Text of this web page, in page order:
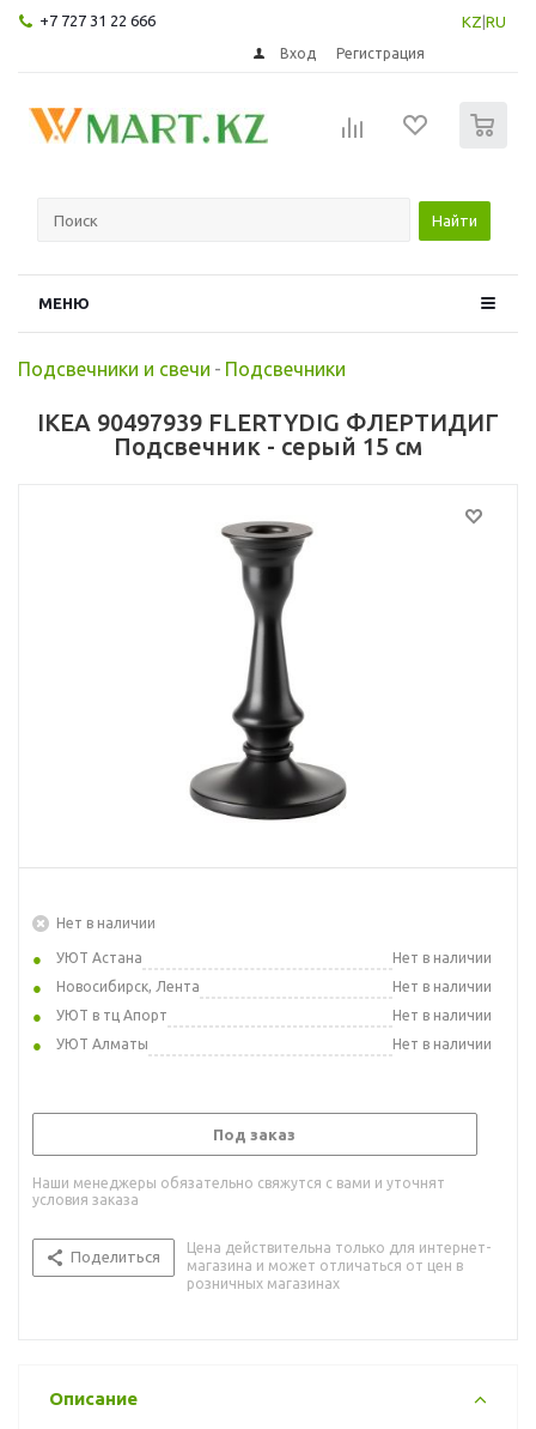
+7 727 31 22 666 KZ RU
Вход Регистрация
Найти
МЕНЮ
Подсвечники и свечи - Подсвечники
IKEA 90497939 FLERTYDIG ФЛЕРТИДИГ
Подсвечник - серый 15 см
Нет в наличии
УЮТ Астана
Нет в наличии
Новосибирск, Лента
Нет в наличии
УЮТ в тц Апорт
Нет в наличии
УЮТ Алматы
Нет в наличии
Под заказ
Наши менеджеры обязательно свяжутся с вами и уточнят
условия заказа
Поделиться
Цена действительна только для интернет-
магазина и может отличаться от цен в
розничных магазинах
Описание